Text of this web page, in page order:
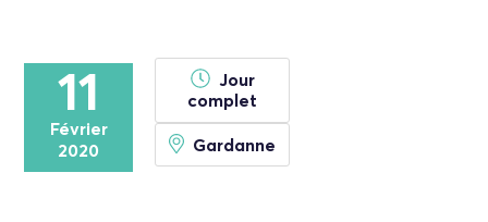
11
Février
2020
Jour
complet
Gardanne